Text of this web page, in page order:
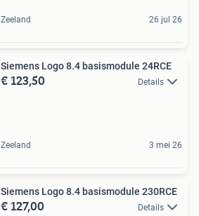
Zeeland 26 jul 26
Siemens Logo 8.4 basismodule 24RCE
€ 123,50 Details
Zeeland 3 mei 26
Siemens Logo 8.4 basismodule 230RCE
€ 127,00 Details